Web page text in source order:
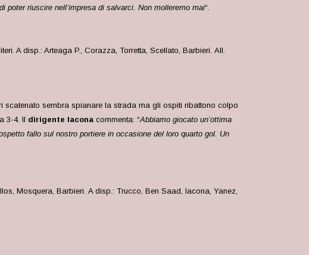
riuscire nell’impresa di salvarci. Non molleremo mai“.
. A disp.: Arteaga P., Corazza, Torretta, Scellato, Barbieri. All.
scatenato sembra spianare la strada ma gli ospiti ribattono colpo
3-4. Il dirigente Iacona commenta: “Abbiamo giocato un’ottima
fallo sul nostro portiere in occasione del loro quarto gol. Un
Mosquera, Barbieri. A disp.: Trucco, Ben Saad, Iacona, Yanez,